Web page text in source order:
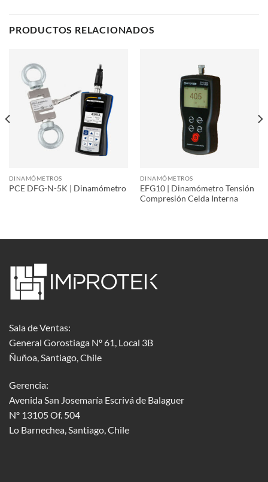
PRODUCTOS RELACIONADOS
DINAMÓMETROS
PCE DFG-N-5K | Dinamómetro
DINAMÓMETROS
EFG10 | Dinamómetro Tensión
Compresión Celda Interna
Sala de Ventas:
General Gorostiaga Nº 61, Local 3B
Ñuñoa, Santiago, Chile
Gerencia:
Avenida San Josemaría Escrivá de Balaguer
Nº 13105 Of. 504
Lo Barnechea , Santiago, Chile